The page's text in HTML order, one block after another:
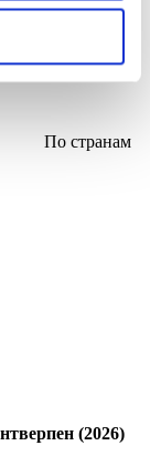
По странам
(2026)